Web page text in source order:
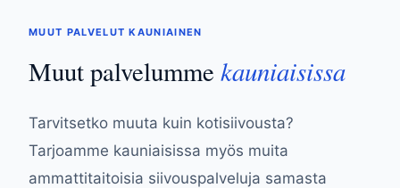
MUUT PALVELUT KAUNIAINEN
Muut palvelumme kauniaisissa
Tarvitsetko muuta kuin kotisiivousta?
Tarjoamme kauniaisissa myös muita
ammattitaitoisia siivouspalveluja samasta